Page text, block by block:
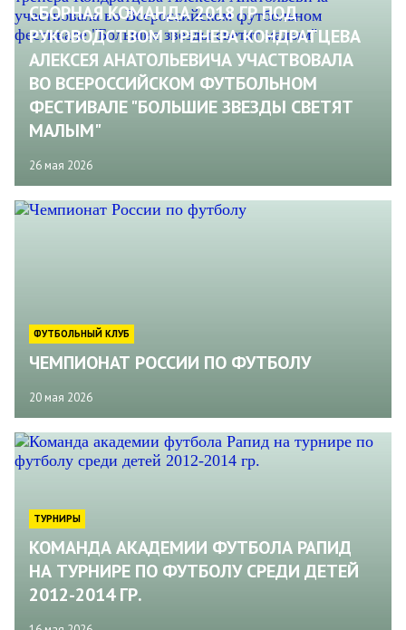
CБОРНАЯ КОМАНДА 2018 ГР ПОД
РУКОВОДСТВОМ ТРЕНЕРА КОНДРАТЦЕВА
АЛЕКСЕЯ АНАТОЛЬЕВИЧА УЧАСТВОВАЛА
ВО ВСЕРОССИЙСКОМ ФУТБОЛЬНОМ
ФЕСТИВАЛЕ "БОЛЬШИЕ ЗВЕЗДЫ СВЕТЯТ
МАЛЫМ"
26 мая 2026
ФУТБОЛЬНЫЙ КЛУБ
ЧЕМПИОНАТ РОССИИ ПО ФУТБОЛУ
20 мая 2026
ТУРНИРЫ
КОМАНДА АКАДЕМИИ ФУТБОЛА РАПИД
НА ТУРНИРЕ ПО ФУТБОЛУ СРЕДИ ДЕТЕЙ
2012-2014 ГР.